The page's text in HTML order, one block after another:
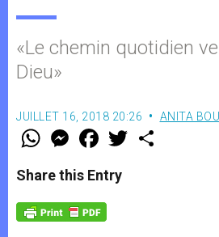
«Le chemin quotidien
Dieu»
JUILLET 16, 2018 20:26 ANITA
W
t
s
p
p
M
e
s
e
g
e
F
a
e
b
o
k
w
Share this Entry